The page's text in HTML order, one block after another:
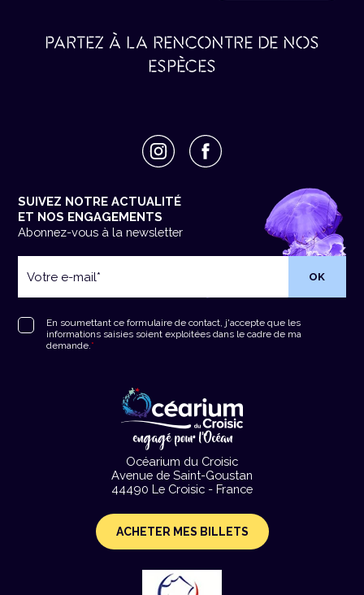
PARTEZ À LA RENCONTRE DE NOS
ESPÈCES
Océarium du Croisic
Avenue de Saint-Goustan
44490 Le Croisic - France
ACHETER MES BILLETS
SUIVEZ NOTRE ACTUALITÉ
ET NOS ENGAGEMENTS
Abonnez-vous à la newsletter
e-
RGPD*
En soumettant ce formulaire de contact, j'accepte que les
informations saisies soient exploitées dans le cadre de ma
demande.*